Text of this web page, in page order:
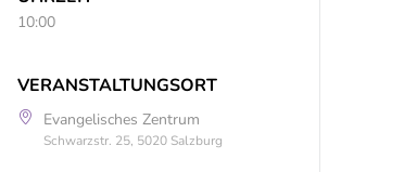
10:00
VERANSTALTUNGSORT
Evangelisches Zentrum
Schwarzstr. 25, 5020 Salzburg